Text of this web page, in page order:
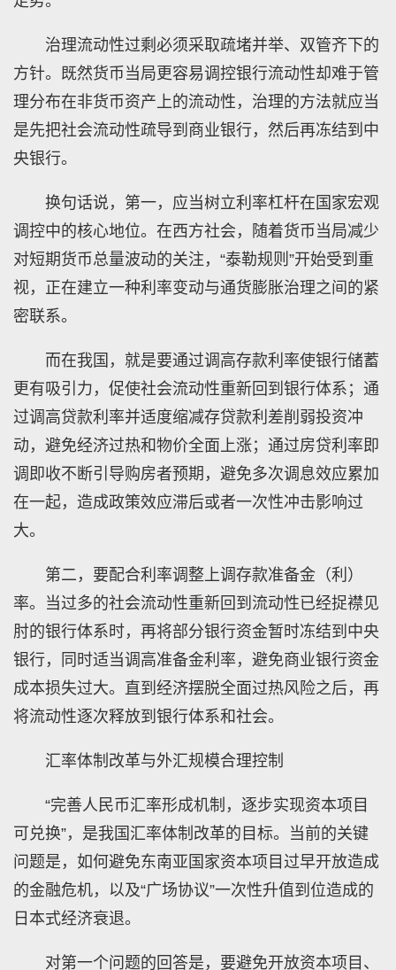
治理流动性过剩必须采取疏堵并举、双管齐下的
方针。既然货币当局更容易调控银行流动性却难于管
理分布在非货币资产上的流动性，治理的方法就应当
是先把社会流动性疏导到商业银行，然后再冻结到中
央银行。
换句话说，第一，应当树立利率杠杆在国家宏观
调控中的核心地位。在西方社会，随着货币当局减少
对短期货币总量波动的关注，“泰勒规则”开始受到重
视，正在建立一种利率变动与通货膨胀治理之间的紧
密联系。
而在我国，就是要通过调高存款利率使银行储蓄
更有吸引力，促使社会流动性重新回到银行体系；通
过调高贷款利率并适度缩减存贷款利差削弱投资冲
动，避免经济过热和物价全面上涨；通过房贷利率即
调即收不断引导购房者预期，避免多次调息效应累加
在一起，造成政策效应滞后或者一次性冲击影响过
大。
第二，要配合利率调整上调存款准备金（利）
率。当过多的社会流动性重新回到流动性已经捉襟见
肘的银行体系时，再将部分银行资金暂时冻结到中央
银行，同时适当调高准备金利率，避免商业银行资金
成本损失过大。直到经济摆脱全面过热风险之后，再
将流动性逐次释放到银行体系和社会。
汇率体制改革与外汇规模合理控制
“完善人民币汇率形成机制，逐步实现资本项目
可兑换”，是我国汇率体制改革的目标。当前的关键
问题是，如何避免东南亚国家资本项目过早开放造成
的金融危机，以及“广场协议”一次性升值到位造成的
日本式经济衰退。
对第一个问题的回答是，要避免开放资本项目、